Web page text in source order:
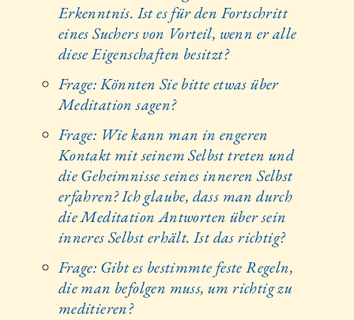
Erkenntnis. Ist es für den Fortschritt
eines Suchers von Vorteil, wenn er alle
diese Eigenschaften besitzt?
Frage: Könnten Sie bitte etwas über
Meditation sagen?
Frage: Wie kann man in engeren
Kontakt mit seinem Selbst treten und
die Geheimnisse seines inneren Selbst
erfahren? Ich glaube, dass man durch
die Meditation Antworten über sein
inneres Selbst erhält. Ist das richtig?
Frage: Gibt es bestimmte feste Regeln,
die man befolgen muss, um richtig zu
meditieren?